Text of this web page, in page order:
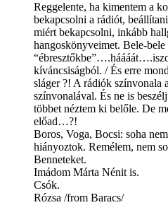
Reggelente, ha kimentem a
bekapcsolni a rádiót,
miért bekapcsolni, inkább
hangoskönyveimet. Bele-
kíváncsiságból. / És erre
sláger ?! A rádiók
színvonalával. És ne is
többet néztem ki belőle. De
előad…?!
Boros, Voga, Bocsi: soha
hiányoztok. Remélem, nem
Benneteket.
Imádom Márta Nénit is.
Csók.
Rózsa /from Baracs/